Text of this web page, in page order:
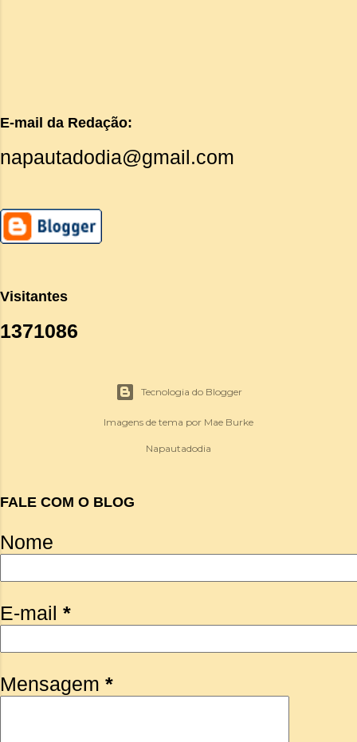
E-mail da Redação:
napautadodia@gmail.com
Visitantes
1371086
Tecnologia do Blogger
Imagens de tema por Mae Burke
Napautadodia
FALE COM O BLOG
Nome
E-mail *
Mensagem *